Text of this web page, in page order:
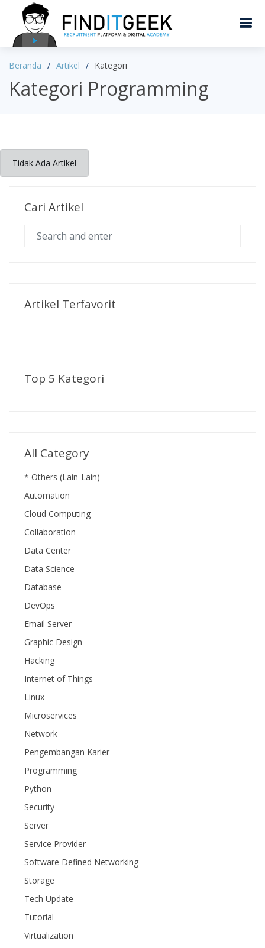
Beranda Artikel Kategori
Kategori Programming
Tidak Ada Artikel
Cari Artikel
Artikel Terfavorit
Top 5 Kategori
All Category
* Others (Lain-Lain)
Automation
Cloud Computing
Collaboration
Data Center
Data Science
Database
DevOps
Email Server
Graphic Design
Hacking
Internet of Things
Linux
Microservices
Network
Pengembangan Karier
Programming
Python
Security
Server
Service Provider
Software Defined Networking
Storage
Tech Update
Tutorial
Virtualization